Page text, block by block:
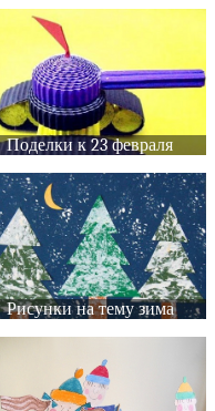
Поделки к 23 февраля
Рисунки на тему зима